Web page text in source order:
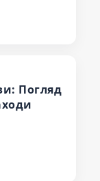
Погляд